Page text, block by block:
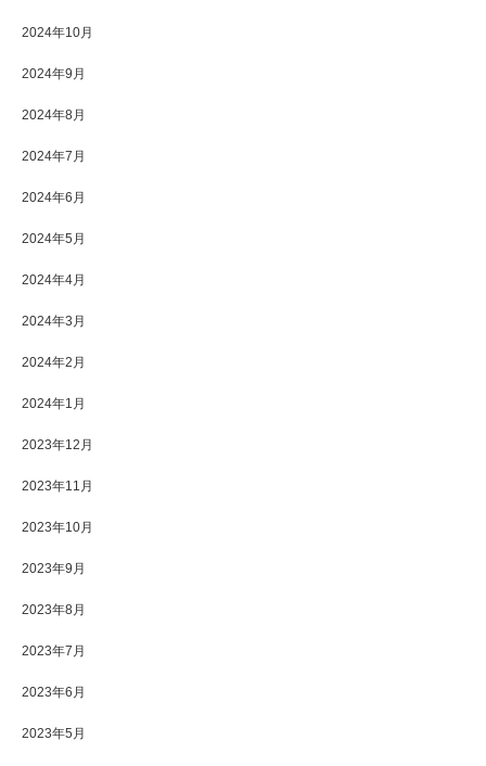
2024年10月
2024年9月
2024年8月
2024年7月
2024年6月
2024年5月
2024年4月
2024年3月
2024年2月
2024年1月
2023年12月
2023年11月
2023年10月
2023年9月
2023年8月
2023年7月
2023年6月
2023年5月